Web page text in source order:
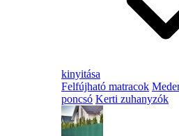
kinyitása
Felfújható matracok
poncsó Kerti zuhanyzók